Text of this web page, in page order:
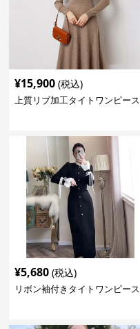
¥15,900 (税込)
上質リブ加工タイトワンピース
¥5,680 (税込)
リボン袖付きタイトワンピース